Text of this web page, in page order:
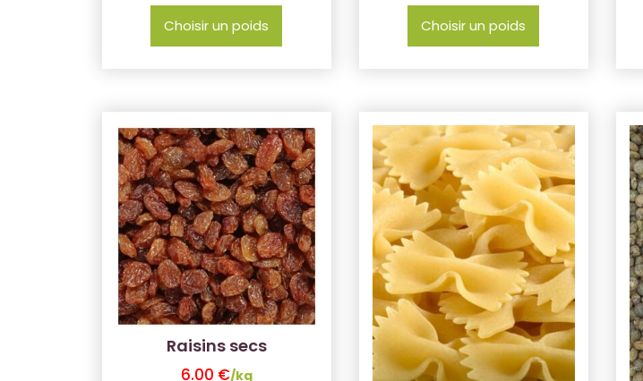
Choisir un poids Choisir un poids
Raisins secs
6.00 €/kg